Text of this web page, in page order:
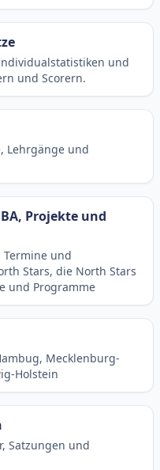
und
und Scorern.
Lehrgänge und
Projekte und
und
Stars, die North Stars
und Programme
Mecklenburg-
Holstein
Satzungen und